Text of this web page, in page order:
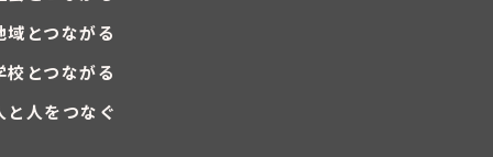
域とつながる
校とつながる
と人をつなぐ